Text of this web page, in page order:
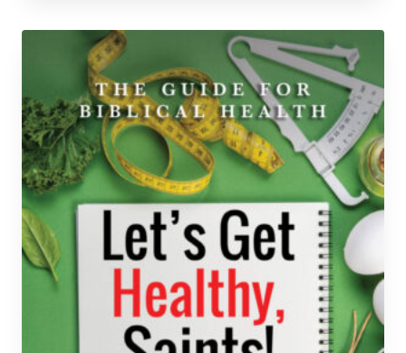
on
useampi
muunnelma.
Voit
tehdä
valinnat
tuotteen
sivulla.